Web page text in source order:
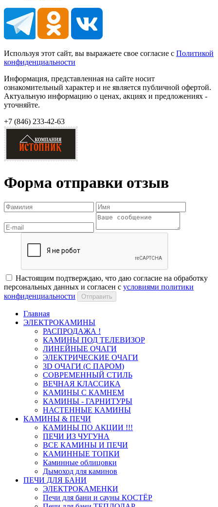
Используя этот сайт, вы выражаете свое согласие с Политикой
конфиденциальности
Информация, представленная на сайте носит
ознакомительный характер и не является публичной офертой.
Актуальную информацию о ценах, акциях и предложениях -
уточняйте.
+7 (846) 233-42-63
Форма отправки отзыв
Настоящим подтверждаю, что даю согласие на обработку
персональных данных и согласен с условиями политики
конфиденциальности
Отправить
Главная
ЭЛЕКТРОКАМИНЫ
РАСПРОДАЖА !
КАМИНЫ ПОД ТЕЛЕВИЗОР
ЛИНЕЙНЫЕ ОЧАГИ
ЭЛЕКТРИЧЕСКИЕ ОЧАГИ
3D ОЧАГИ (С ПАРОМ)
СОВРЕМЕННЫЙ СТИЛЬ
ВЕЧНАЯ КЛАССИКА
КАМИНЫ С КАМНЕМ
КАМИНЫ - ГАРНИТУРЫ
НАСТЕННЫЕ КАМИНЫ
КАМИНЫ & ПЕЧИ
КАМИНЫ ПО АКЦИИ !!!
ПЕЧИ ИЗ ЧУГУНА
ВСЕ КАМИНЫ И ПЕЧИ
КАМИННЫЕ ТОПКИ
Каминные облицовки
Дымоход для каминов
ПЕЧИ ДЛЯ БАНИ
ЭЛЕКТРОКАМЕНКИ
Печи для бани и сауны КОСТЁР